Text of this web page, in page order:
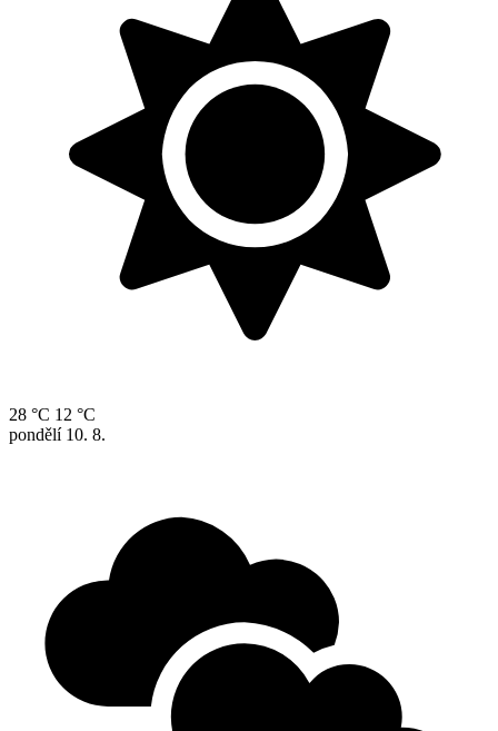
28 °C 12 °C
pondělí 10. 8.